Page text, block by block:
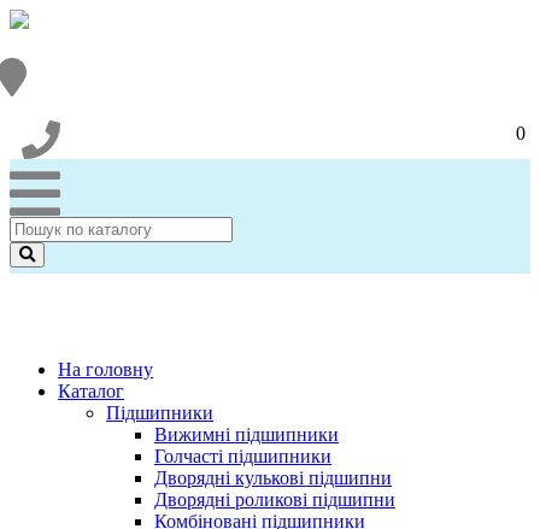
0
На головну
Каталог
Підшипники
Вижимні підшипники
Голчасті підшипники
Дворядні кулькові підшипни
Дворядні роликові підшипни
Комбіновані підшипники